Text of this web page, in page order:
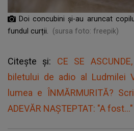
Doi concubini și-au aruncat
fundul curții.
(sursa foto: freepik)
Citește și: CE SE
biletului de adio al Ludmilei
lumea e ÎNMĂRMURITĂ?
ADEVĂR NAȘTEPTAT: "A fost..."